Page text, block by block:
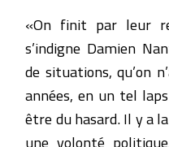
«On finit par leur
s’indigne Damien
de situations, qu’on
années, en un tel
être du hasard. Il y a
une volonté